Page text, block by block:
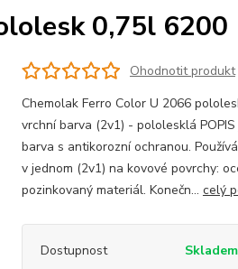
0,75l 6200
Ohodnotit produkt
Chemolak Ferro Color U 2066
vrchní barva (2v1) - pololesklá
barva s antikorozní ochranou.
v jednom (2v1) na kovové povrchy:
pozinkovaný materiál. Konečn... celý
Dostupnost